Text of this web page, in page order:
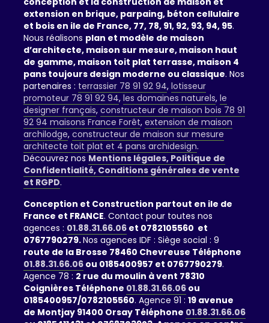
extension en brique, parpaing, béton cellulaire
et bois en ile de France, 77, 78, 91, 92, 93, 94, 95.
Nous réalisons plan et modèle de maison
d’architecte, maison sur mesure, maison haut
de gamme, maison toit plat terrasse, maison 4
pans toujours design moderne ou classique. Nos
partenaires : terrassier 78 91 92 94, lotisseur
promoteur 78 91 92 94, les domaines naturels, le
designer français, constructeur de maison bois 78 91
92 94 maisons France Forêt, extension de maison
archilodge, constructeur de maison sur mesure
architecte toit plat et 4 pans archidesign.
Découvrez nos Mentions légales, Politique de
Confidentialité, Conditions générales de vente
et RGPD.
Conception et Construction partout en ile de
France et FRANCE. Contact pour toutes nos
agences : 01.88.31.66.06 et 0782105560 et
0767790279.Nos agences IDF : Siège social : 9
route de la Brosse 78460 Chevreuse Téléphone
01.88.31.66.06 ou 0185400957 et 0767790279.
Agence 78 : 2 rue du moulin à vent 78310
Coignières Téléphone 01.88.31.66.06 ou
0185400957/0782105560. Agence 91 : 19 avenue
de Montjay 91400 Orsay Téléphone 01.88.31.66.06